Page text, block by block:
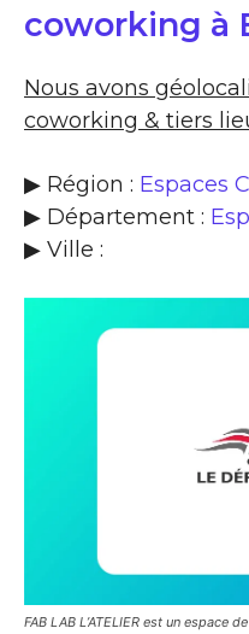
coworking à
Nous avons
coworking & tiers
▶ Région : Espaces
▶ Département :
▶ Ville :
FAB LAB L’ATELIER est un espace